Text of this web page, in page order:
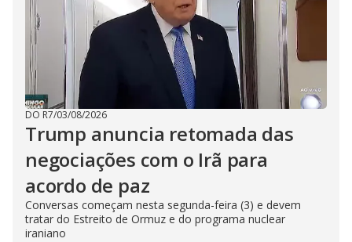
DO R7/03/08/2026
Trump anuncia retomada das
negociações com o Irã para
acordo de paz
Conversas começam nesta segunda-feira (3) e devem
tratar do Estreito de Ormuz e do programa nuclear
iraniano